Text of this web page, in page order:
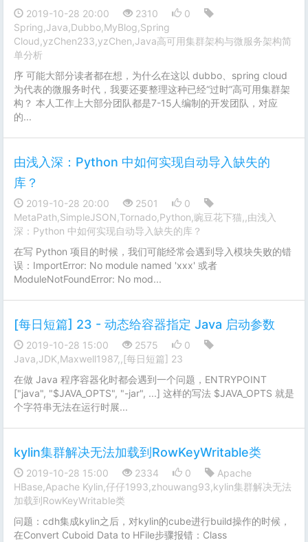
2019-10-28 20:00 2310
0
Spring,Java,Dubbo,MyBlog,Spring
Cloud,yzChen233,yzChen,Java高可用集群架构与微服务架构简
单分析
序 可能大部分读者都在想，为什么在这以 dubbo、spring cloud
为代表的微服务时代，我要还要整理这种已经“过时”高可用集群架
构？ 本人工作上大部分团队都是7-15人编制的开发团队，对应
的...
由浅入深：Python 中如何实现自动导入缺失的
库？
2019-10-28 20:00 2501
0
MetaPath,SimpleJSON,Tornado,Python,豌豆花下猫,,由浅入
深：Python 中如何实现自动导入缺失的库？
在写 Python 项目的时候，我们可能经常会遇到导入模块失败的错
误：ImportError: No module named 'xxx' 或者
ModuleNotFoundError: No mod...
[每日短篇] 23 - 动态给容器指定 Java 启动参数
2019-10-28 15:00 2575
0
Java,JDK,Maxwell1987,,[每日短篇] 23
在做 Java 程序容器化时都会遇到一个问题，ENTRYPOINT
["java", "$JAVA_OPTS", "-jar", ...] 这样的写法 $JAVA_OPTS 就是
个字符串无法在运行时展...
kylin集群解决无法加载到RowKeyWritable类
2019-10-28 15:00 2334 0
Apache
HBase,Apache Kylin,仔仔1993,zhouwang93,kylin集群解决无法
加载到RowKeyWritable类
问题：cdh集成kylin之后，对kylin的cube进行build操作的时候，
在Convert Cuboid Data to HFile步骤报错：Class